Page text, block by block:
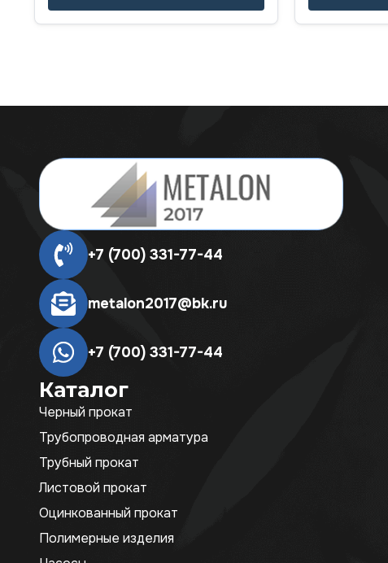
+7 (700) 331-77-44
metalon2017@bk.ru
+7 (700) 331-77-44
Каталог
Черный прокат
Трубопроводная арматура
Трубный прокат
Листовой прокат
Оцинкованный прокат
Полимерные изделия